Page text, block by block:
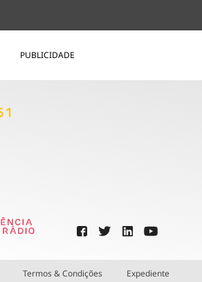
PUBLICIDADE
Termos & Condições Expediente